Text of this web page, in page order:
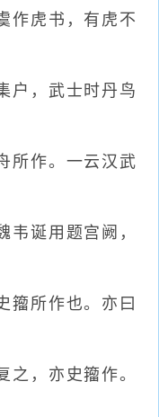
虎书，有虎不
，武士时丹鸟
作。一云汉武
诞用题宫阙，
所作也。亦曰
，亦史籀作。